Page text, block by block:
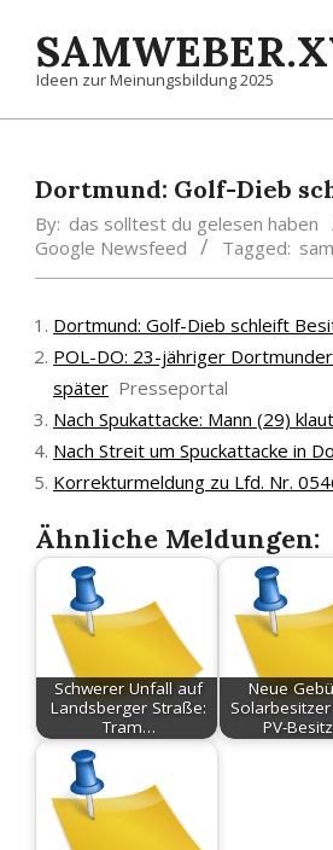
contentIdeen zur Meinungsbildung 2025
Dortmund: Golf-Dieb
By: das solltest du gelesen haben
Google Newsfeed
Tagged:
Dortmund: Golf-Dieb schleift
POL-DO: 23-jähriger
später Presseportal
Nach Spukattacke: Mann (29)
Nach Streit um Spuckattacke in
Korrekturmeldung zu Lfd. Nr.
Ähnliche Meldungen:
Schwerer Unfall auf
Landsberger Straße:
Tram…
Neue
PV-